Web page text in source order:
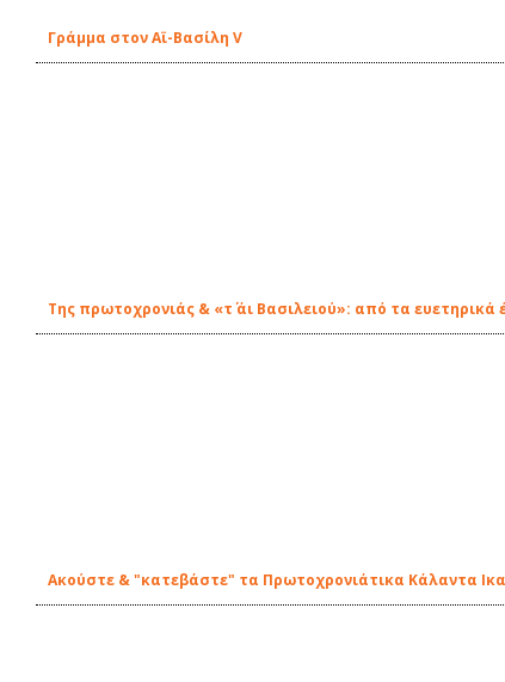
Γράμμα στον Αϊ-Βασίλη V
Της πρωτοχρονιάς & «τ΄ άι Βασιλειού»: από τα ευετηρικά
Ακούστε & "κατεβάστε" τα Πρωτοχρονιάτικα Κάλαντα